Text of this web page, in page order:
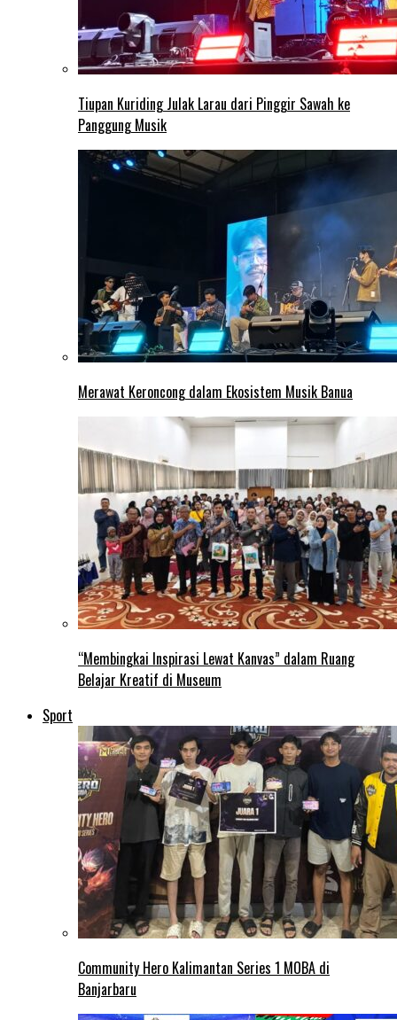
Tiupan Kuriding Julak Larau dari Pinggir Sawah ke
Panggung Musik
Merawat Keroncong dalam Ekosistem Musik Banua
“Membingkai Inspirasi Lewat Kanvas” dalam Ruang
Belajar Kreatif di Museum
Sport
Community Hero Kalimantan Series 1 MOBA di
Banjarbaru